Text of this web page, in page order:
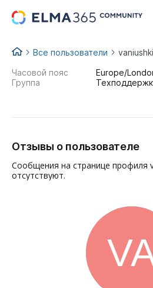
...
Все пользователи
Часовой пояс
Europe/
Группа
Отзывы о пользователе
Сообщения на странице профиля
отсутствуют.